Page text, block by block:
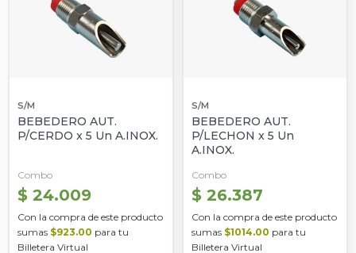
S/M
BEBEDERO AUT.
P/CERDO x 5 Un A.INOX.
Combo
$ 24.009
Con la compra de este producto
sumas $923.00 para tu
Billetera Virtual
S/M
BEBEDERO AUT.
P/LECHON x 5 Un
A.INOX.
Combo
$ 26.387
Con la compra de este producto
sumas $1014.00 para tu
Billetera Virtual